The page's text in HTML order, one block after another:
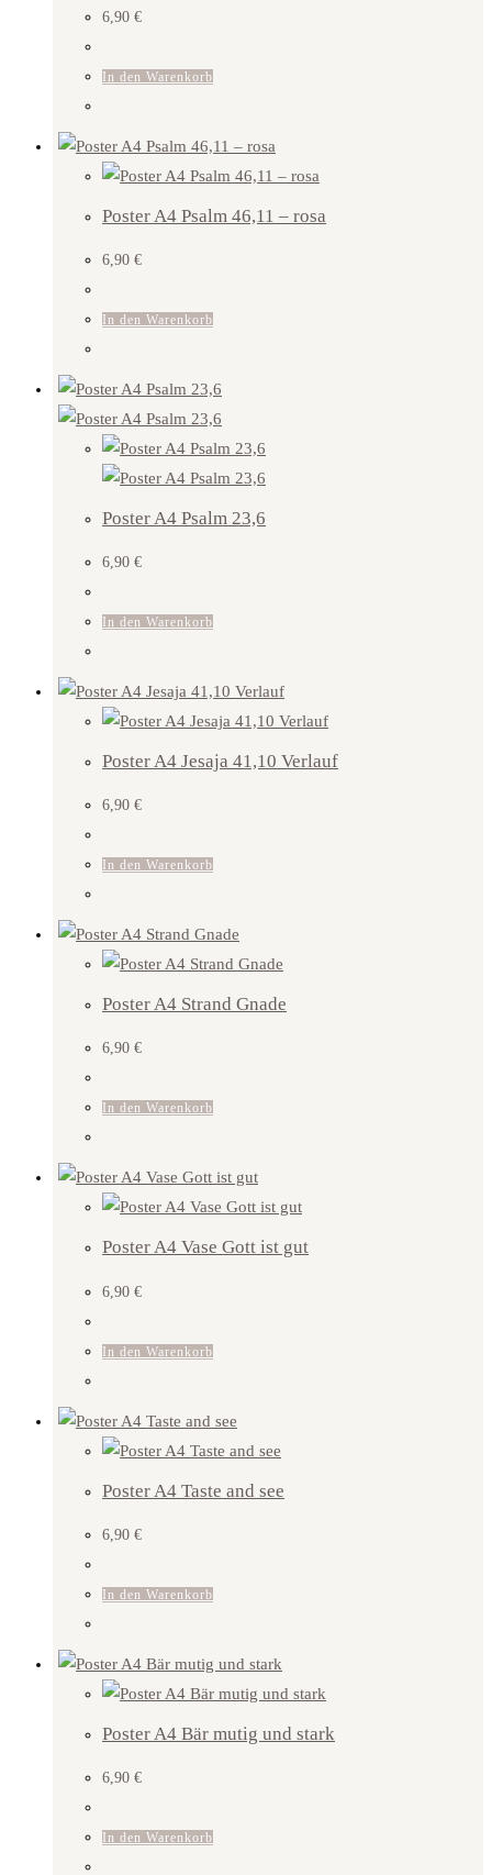
6,90 €
In den Warenkorb
Poster A4 Psalm 46,11 – rosa
6,90 €
In den Warenkorb
Poster A4 Psalm 23,6
6,90 €
In den Warenkorb
Poster A4 Jesaja 41,10 Verlauf
6,90 €
In den Warenkorb
Poster A4 Strand Gnade
6,90 €
In den Warenkorb
Poster A4 Vase Gott ist gut
6,90 €
In den Warenkorb
Poster A4 Taste and see
6,90 €
In den Warenkorb
Poster A4 Bär mutig und stark
6,90 €
In den Warenkorb